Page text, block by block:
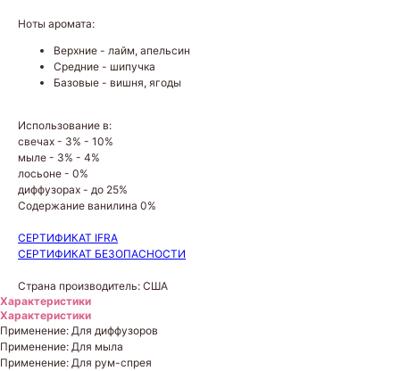
Ноты аромата:
Верхние - лайм, апельсин
Средние - шипучка
Базовые - вишня, ягоды
Использование в:
свечах - 3% - 10%
мыле - 3% - 4%
лосьоне - 0%
диффузорах - до 25%
Содержание ванилина 0%
СЕРТИФИКАТ IFRA
СЕРТИФИКАТ БЕЗОПАСНОСТИ
Страна производитель: США
Характеристики
Характеристики
Применение: Для диффузоров
Применение: Для мыла
Применение: Для рум-спрея